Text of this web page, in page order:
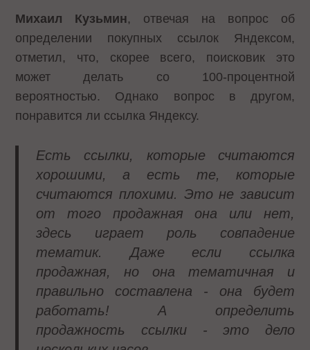
Михаил Кузьмин, отвечая на вопрос об
определении покупных ссылок Яндексом,
отметил, что, скорее всего, поисковик это
может делать со 100-процентной
вероятностью. Однако вопрос в другом,
понравится ли ссылка Яндексу.
Есть ссылки, которые считаются
хорошими, а есть те, которые
считаются плохими. Это не зависит
от того продажная она или нет,
здесь играет роль совпадение
тематик. Даже если ссылка
продажная, но она тематичная и
правильно составлена - она будет
работать! А определить
продажность ссылки - это дело